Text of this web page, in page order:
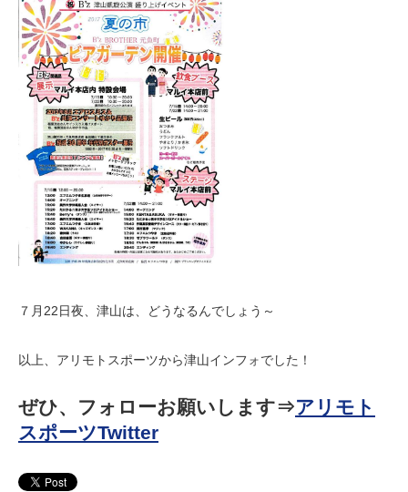
７月22日夜、津山は、どうなるんでしょう～
以上、アリモトスポーツから津山インフォでした！
ぜひ、フォローお願いします⇒アリモト
スポーツTwitter